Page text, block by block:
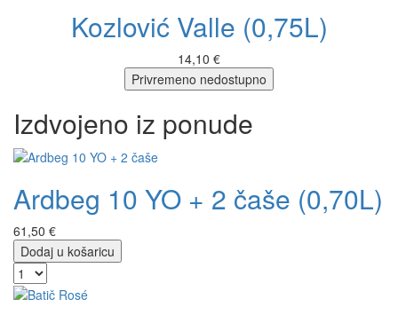
Kozlović Valle (0,75L)
14,10 €
Privremeno nedostupno
Izdvojeno iz ponude
Ardbeg 10 YO + 2 čaše (0,70L)
61,50 €
Dodaj u košaricu